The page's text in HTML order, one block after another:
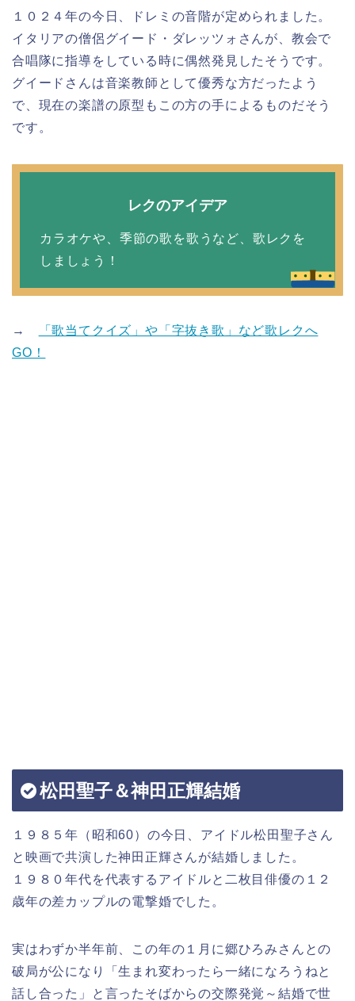
１０２４年の今日、ドレミの音階が定められました。
イタリアの僧侶グイード・ダレッツォさんが、教会で
合唱隊に指導をしている時に偶然発見したそうです。
グイードさんは音楽教師として優秀な方だったよう
で、現在の楽譜の原型もこの方の手によるものだそう
です。
レクのアイデア
カラオケや、季節の歌を歌うなど、歌レクを
しましょう！
→
「歌当てクイズ」や「字抜き歌」など歌レクへ
GO！
松田聖子＆神田正輝結婚
１９８５年（昭和60）の今日、アイドル松田聖子さん
と映画で共演した神田正輝さんが結婚しました。
１９８０年代を代表するアイドルと二枚目俳優の１２
歳年の差カップルの電撃婚でした。
実はわずか半年前、この年の１月に郷ひろみさんとの
破局が公になり「生まれ変わったら一緒になろうねと
話し合った」と言ったそばからの交際発覚～結婚で世